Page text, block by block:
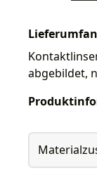
abgebildet,